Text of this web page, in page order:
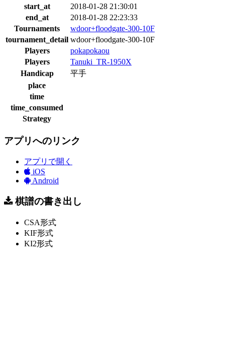
start_at
2018-01-28 21:30:01
end_at
2018-01-28 22:23:33
Tournaments
wdoor+floodgate-300-10F
tournament_detail wdoor+floodgate-300-10F
Players
pokapokaou
Players
Tanuki_TR-1950X
Handicap
平手
place
time
time_consumed
Strategy
アプリへのリンク
アプリで開く
iOS
Android
棋譜の書き出し
CSA形式
KIF形式
KI2形式